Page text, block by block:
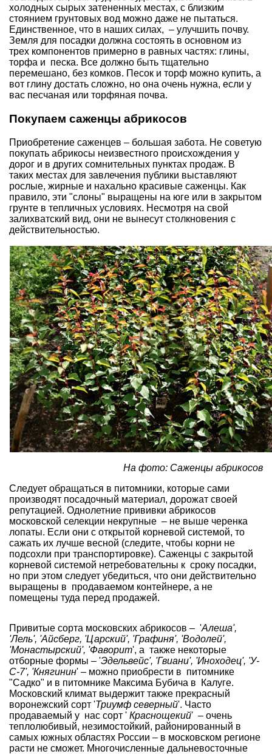
холодных сырых затененных местах, с близким
стоянием грунтовых вод можно даже не пытаться.
Единственное, что в наших силах, – улучшить почву.
Земля для посадки должна состоять в основном из
трех компонентов примерно в равных частях: глины,
торфа и песка. Все должно быть тщательно
перемешано, без комков. Песок и торф можно купить, а
вот глину достать сложно, но она очень нужна, если у
вас песчаная или торфяная почва.
Покупаем саженцы абрикосов
Приобретение саженцев – большая забота. Не советую
покупать абрикосы неизвестного происхождения у
дорог и в других сомнительных пунктах продаж. В
таких местах для завлечения публики выставляют
рослые, жирные и нахально красивые саженцы. Как
правило, эти "слоны" выращены на юге или в закрытом
грунте в тепличных условиях. Несмотря на свой
залихватский вид, они не вынесут столкновения с
действительностью.
На фото: Саженцы абрикосов
Следует обращаться в питомники, которые сами
производят посадочный материал, дорожат своей
репутацией. Однолетние прививки абрикосов
московской селекции некрупные – не выше черенка
лопаты. Если они с открытой корневой системой, то
сажать их лучше весной (следите, чтобы корни не
подсохли при транспортировке). Саженцы с закрытой
корневой системой нетребовательны к сроку посадки,
но при этом следует убедиться, что они действительно
выращены в продаваемом контейнере, а не
помещены туда перед продажей.
Привитые сорта московских абрикосов – 'Алеша',
'Лель', 'Айсберг, 'Царский', 'Графиня', 'Водолей',
'Монастырский', 'Фаворит', а также некоторые
отборные формы – 'Эдельвейс', 'Гвиани', 'Иноходец', 'У-
С-7', 'Княгинин' – можно приобрести в питомнике
"Садко" и в питомнике Максима Бубича в Калуге.
Московский климат выдержит также прекрасный
воронежский сорт 'Триумф северный'. Часто
продаваемый у нас сорт ' Краснощекий' – очень
теплолюбивый, незимостойкий, районированный в
самых южных областях России – в московском регионе
расти не сможет. Многочисленные дальневосточные